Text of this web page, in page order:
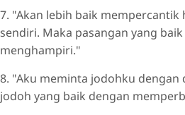
7. "Akan lebih baik
sendiri. Maka pasangan yang
menghampiri."
8. "Aku meminta jodohku dengan
jodoh yang baik dengan